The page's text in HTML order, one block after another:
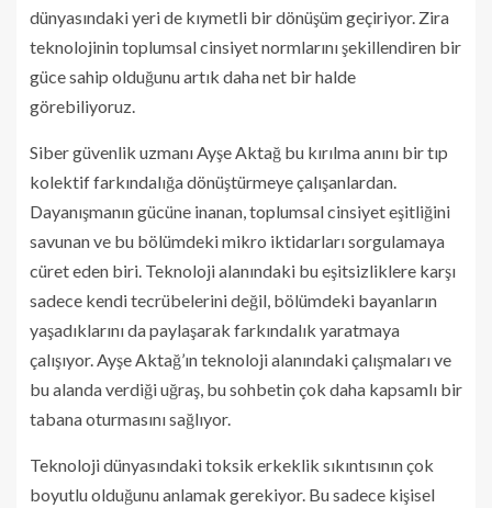
dünyasındaki yeri de kıymetli bir dönüşüm geçiriyor. Zira
teknolojinin toplumsal cinsiyet normlarını şekillendiren bir
güce sahip olduğunu artık daha net bir halde
görebiliyoruz.
Siber güvenlik uzmanı Ayşe Aktağ bu kırılma anını bir tıp
kolektif farkındalığa dönüştürmeye çalışanlardan.
Dayanışmanın gücüne inanan, toplumsal cinsiyet eşitliğini
savunan ve bu bölümdeki mikro iktidarları sorgulamaya
cüret eden biri. Teknoloji alanındaki bu eşitsizliklere karşı
sadece kendi tecrübelerini değil, bölümdeki bayanların
yaşadıklarını da paylaşarak farkındalık yaratmaya
çalışıyor. Ayşe Aktağ’ın teknoloji alanındaki çalışmaları ve
bu alanda verdiği uğraş, bu sohbetin çok daha kapsamlı bir
tabana oturmasını sağlıyor.
Teknoloji dünyasındaki toksik erkeklik sıkıntısının çok
boyutlu olduğunu anlamak gerekiyor. Bu sadece kişisel